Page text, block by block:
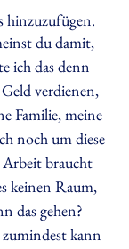
hinzuzufügen.
du damit,
ich das denn
verdienen,
Familie, meine
noch um diese
braucht
keinen Raum,
das gehen?
kann